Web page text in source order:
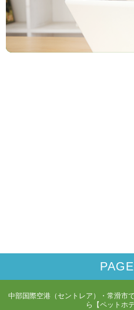
中部国際空港（セントレア）・常滑市
ら【ペットホ